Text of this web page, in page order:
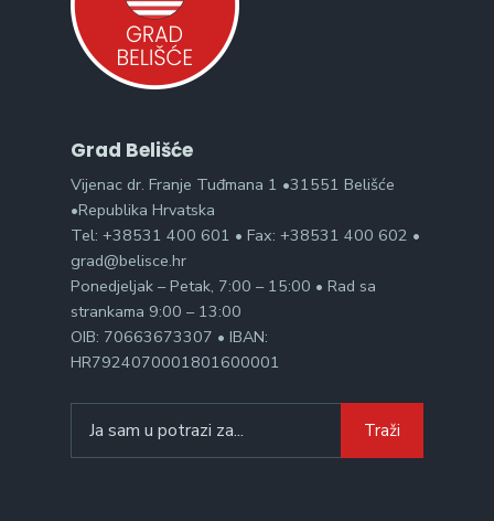
Grad Belišće
Vijenac dr. Franje Tuđmana 1 •31551 Belišće
•Republika Hrvatska
Tel: +38531 400 601 • Fax: +38531 400 602 •
grad@belisce.hr
Ponedjeljak – Petak, 7:00 – 15:00 • Rad sa
strankama 9:00 – 13:00
OIB: 70663673307 • IBAN:
HR7924070001801600001
for:
Traži